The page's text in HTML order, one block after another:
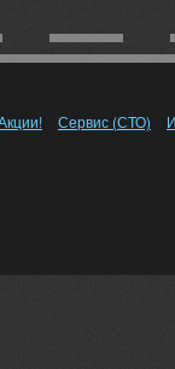
Сервис (СТО)